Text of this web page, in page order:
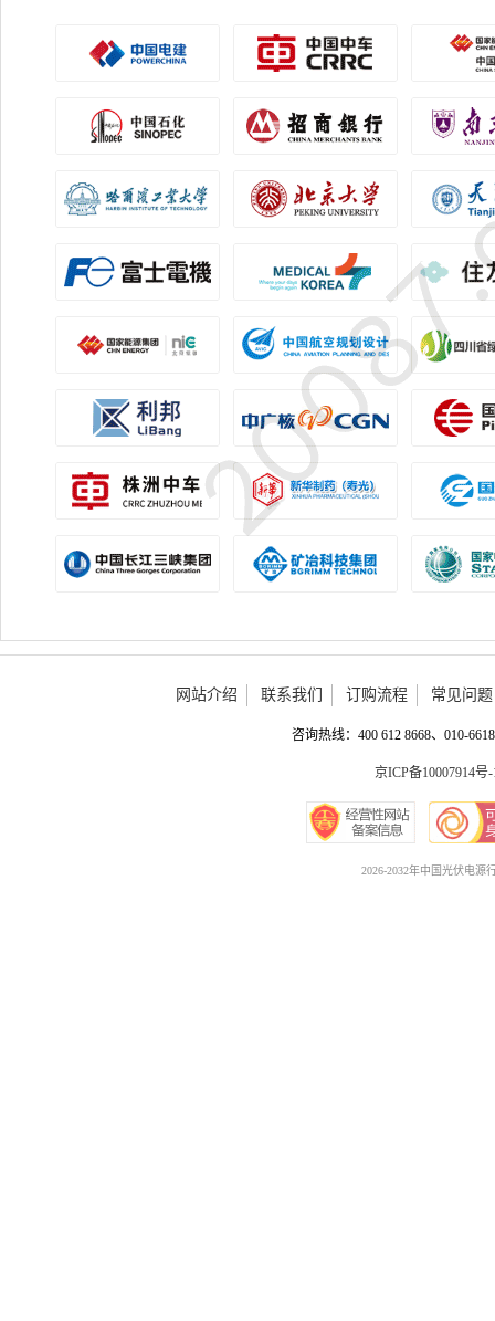
网站介绍 联系我们 订购流程 常见问题
咨询热线：400 612 8668、010-
京ICP备10007914号-
2026-2032年中国光伏电源